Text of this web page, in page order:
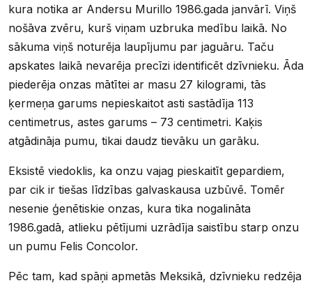
kura notika ar Andersu Murillo 1986.gada janvārī. Viņš
nošāva zvēru, kurš viņam uzbruka medību laikā. No
sākuma viņš noturēja laupījumu par jaguāru. Taču
apskates laikā nevarēja precīzi identificēt dzīvnieku. Āda
piederēja onzas mātītei ar masu 27 kilogrami, tās
ķermeņa garums nepieskaitot asti sastādīja 113
centimetrus, astes garums – 73 centimetri. Kaķis
atgādināja pumu, tikai daudz tievāku un garāku.
Eksistē viedoklis, ka onzu vajag pieskaitīt gepardiem,
par cik ir tiešas līdzības galvaskausa uzbūvē. Tomēr
nesenie ģenētiskie onzas, kura tika nogalināta
1986.gadā, atlieku pētījumi uzrādīja saistību starp onzu
un pumu Felis Concolor.
Pēc tam, kad spāņi apmetās Meksikā, dzīvnieku redzēja